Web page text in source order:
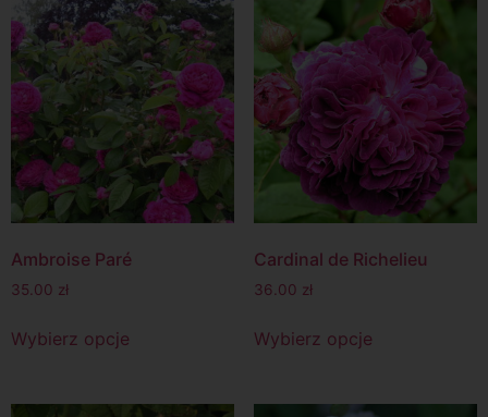
Ambroise Paré
35.00 zł
Wybierz opcje
Cardinal de Richelieu
36.00 zł
Wybierz opcje